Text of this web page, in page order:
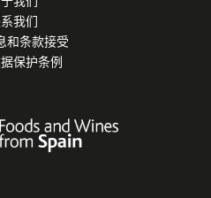
我们
和条款接受
保护条例